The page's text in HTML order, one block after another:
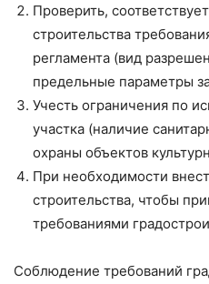
Проверить,
строительства
регламента (вид
предельные параметры
Учесть ограничения по
участка (наличие
охраны объектов
При необходимости
строительства, чтобы
требованиями
Соблюдение требований